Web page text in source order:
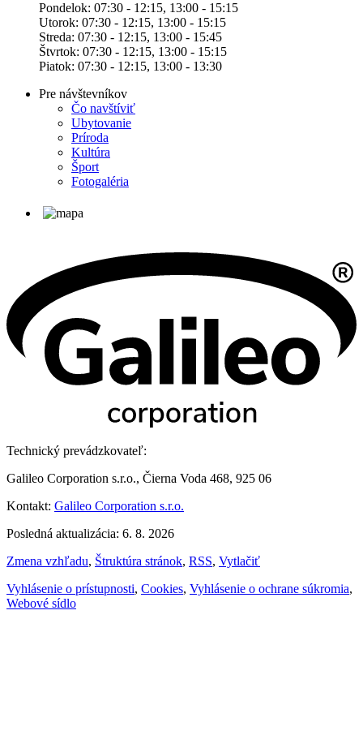
Pondelok: 07:30 - 12:15, 13:00 - 15:15
Utorok: 07:30 - 12:15, 13:00 - 15:15
Streda: 07:30 - 12:15, 13:00 - 15:45
Štvrtok: 07:30 - 12:15, 13:00 - 15:15
Piatok: 07:30 - 12:15, 13:00 - 13:30
Pre návštevníkov
Čo navštíviť
Ubytovanie
Príroda
Kultúra
Šport
Fotogaléria
Technický prevádzkovateľ:
Galileo Corporation s.r.o., Čierna Voda 468, 925 06
Kontakt: Galileo Corporation s.r.o.
Posledná aktualizácia: 6. 8. 2026
Zmena vzhľadu, Štruktúra stránok, RSS, Vytlačiť
Vyhlásenie o prístupnosti, Cookies, Vyhlásenie o ochrane súkromia,
Webové sídlo